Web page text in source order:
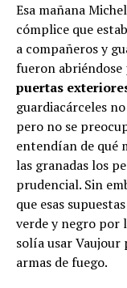
Esa mañana
cómplice que
a compañeros y
fueron abriéndose
puertas
guardiacárceles
pero no se
entendían de qué
las granadas los
prudencial. Sin
que esas
verde y negro por
solía usar Vaujour
armas de fuego.